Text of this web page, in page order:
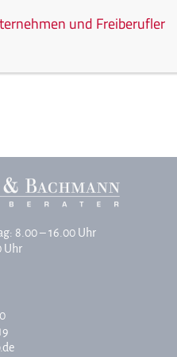
und Freiberufler
8.00 – 16.00 Uhr
Uhr